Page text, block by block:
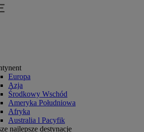
Europa
Azja
Środkowy Wschód
Ameryka Południowa
Afryka
Australia l Pacyfik
najlepsze destynacje